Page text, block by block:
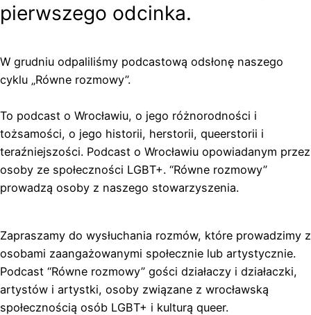
pierwszego odcinka.
W grudniu odpaliliśmy podcastową odsłonę naszego
cyklu „Równe rozmowy”.
To podcast o Wrocławiu, o jego różnorodności i
tożsamości, o jego historii, herstorii, queerstorii i
teraźniejszości. Podcast o Wrocławiu opowiadanym przez
osoby ze społeczności LGBT+. “Równe rozmowy”
prowadzą osoby z naszego stowarzyszenia.
Zapraszamy do wysłuchania rozmów, które prowadzimy z
osobami zaangażowanymi społecznie lub artystycznie.
Podcast “Równe rozmowy” gości działaczy i działaczki,
artystów i artystki, osoby związane z wrocławską
społecznością osób LGBT+ i kulturą queer.